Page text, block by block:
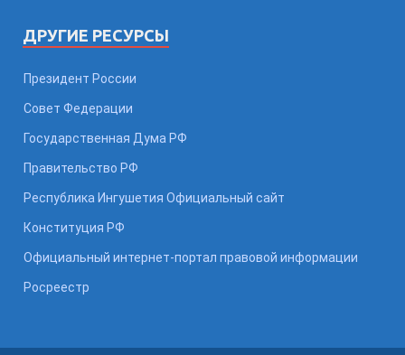
ДРУГИЕ РЕСУРСЫ
Президент России
Совет Федерации
Государственная Дума РФ
Правительство РФ
Республика Ингушетия Официальный сайт
Конституция РФ
Официальный интернет-портал правовой информации
Росреестр